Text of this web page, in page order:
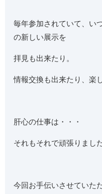
毎年参加されていて、い
の新しい展示を
拝見も出来たり。
情報交換も出来たり、楽
肝心の仕事は・・・
それもそれで頑張りました
今回お手伝いさせていた